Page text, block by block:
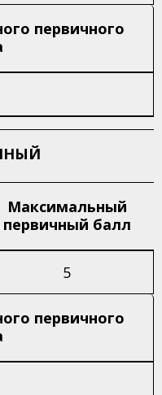
первичного
Максимальный
первичный балл
5
первичного